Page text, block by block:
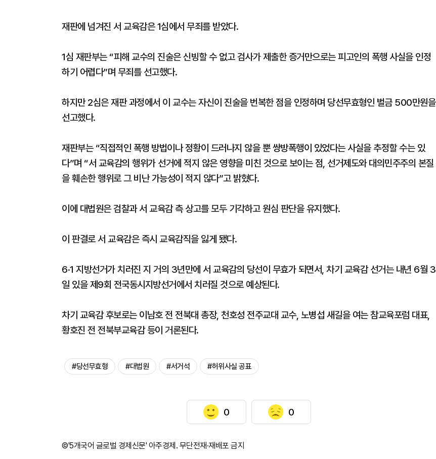
재판에 넘겨진 서 교육감은 1심에서 무죄를 받았다.
1심 재판부는 “피해 교수의 진술은 신빙할 수 없고 검사가 제출한 증거만으로는 피고인의 폭행 사실을 인정
하기 어렵다”며 무죄를 선고했다.
하지만 2심은 재판 과정에서 이 교수는 자신이 진술을 번복한 점을 인정하며 당선무효형인 벌금 500만원을
선고했다.
재판부는 “직접적인 폭행 방법이나 정황이 드러나지 않을 뿐 쌍방폭행이 있었다는 사실을 추정할 수는 있
다”며 “서 교육감의 행위가 선거에 적지 않은 영향을 미친 것으로 보이는 점, 선거제도와 대의민주주의 본질
을 훼손한 행위로 그 비난 가능성이 적지 않다”고 밝혔다.
이에 대법원은 검찰과 서 교육감 측 상고를 모두 기각하고 원심 판단을 유지했다.
이 판결로 서 교육감은 즉시 교육감직을 잃게 됐다.
6·1 지방선거가 치러진 지 거의 3년만에 서 교육감의 당선이 무효가 되면서, 차기 교육감 선거는 내년 6월 3
일 있을 제9회 전국동시지방선거에서 치러질 것으로 예상된다.
차기 교육감 후보로는 이남호 전 전북대 총장, 천호성 전주교대 교수, 노병섭 새길을 여는 참교육포럼 대표,
황호진 전 전북부교육감 등이 거론된다.
#당선무효형 #대법원 #서거석 #허위사실 공표
0 0
©'5개국어 글로벌 경제신문' 아주경제. 무단전재·재배포 금지